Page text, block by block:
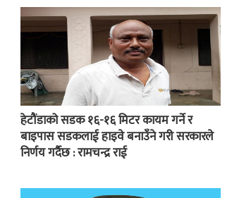
हेटौंडाको सडक १६-१६ मिटर कायम गर्ने र
बाइपास सडकलाई हाइवे बनाउँने गरी सरकारले
निर्णय गर्दैछ : रामचन्द्र राई